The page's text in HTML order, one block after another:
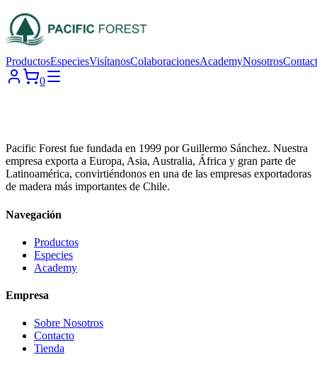
ProductosEspeciesVisítanosColaboracionesAcademyNosotros
0
Pacific Forest fue fundada en 1999 por Guillermo Sánchez. Nuestra
empresa exporta a Europa, Asia, Australia, África y gran parte de
Latinoamérica, convirtiéndonos en una de las empresas exportadoras
de madera más importantes de Chile.
Navegación
Productos
Especies
Academy
Empresa
Sobre Nosotros
Contacto
Tienda